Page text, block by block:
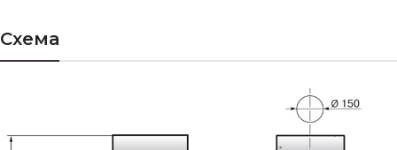
Схема